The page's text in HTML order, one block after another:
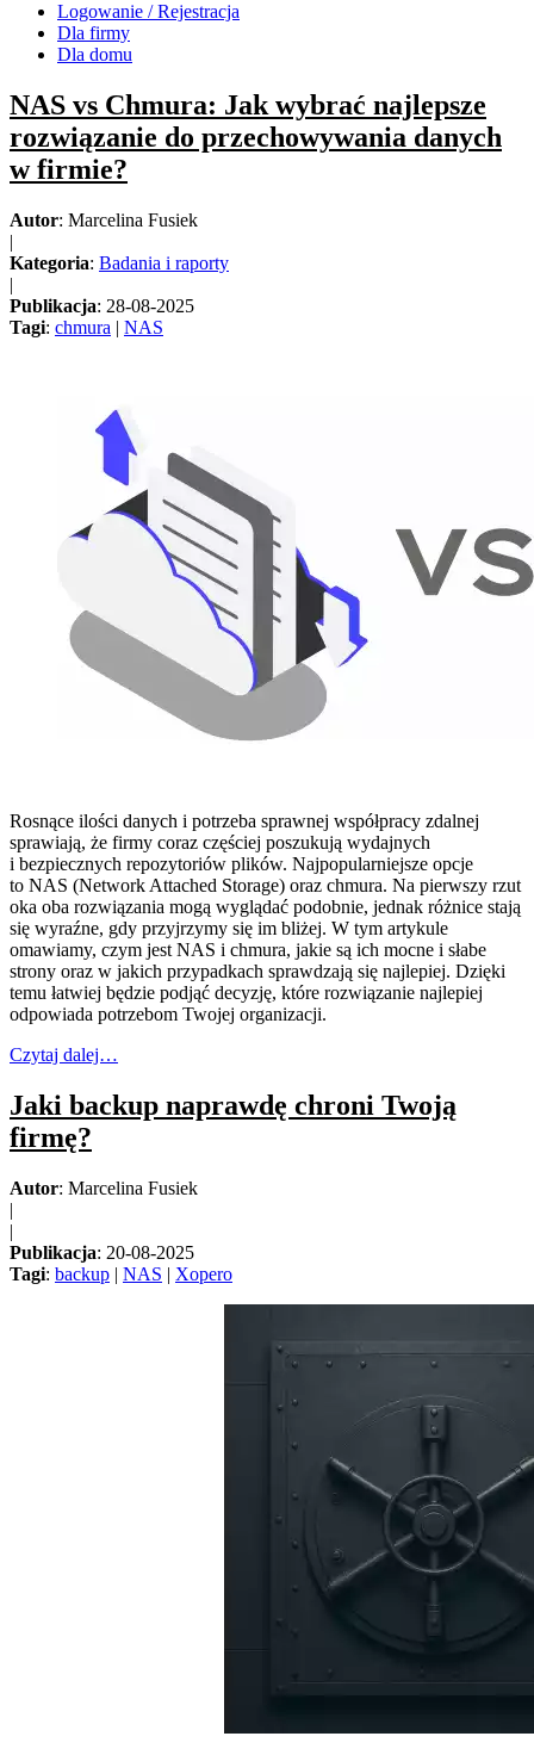
Logowanie / Rejestracja
Dla firmy
Dla domu
NAS vs Chmura: Jak wybrać najlepsze
rozwiązanie do przechowywania danych
w firmie?
Autor: Marcelina Fusiek
|
Kategoria: Badania i raporty
|
Publikacja: 28-08-2025
Tagi: chmura | NAS
Rosnące ilości danych i potrzeba sprawnej współpracy zdalnej
sprawiają, że firmy coraz częściej poszukują wydajnych
i bezpiecznych repozytoriów plików. Najpopularniejsze opcje
to NAS (Network Attached Storage) oraz chmura. Na pierwszy rzut
oka oba rozwiązania mogą wyglądać podobnie, jednak różnice stają
się wyraźne, gdy przyjrzymy się im bliżej. W tym artykule
omawiamy, czym jest NAS i chmura, jakie są ich mocne i słabe
strony oraz w jakich przypadkach sprawdzają się najlepiej. Dzięki
temu łatwiej będzie podjąć decyzję, które rozwiązanie najlepiej
odpowiada potrzebom Twojej organizacji.
Czytaj dalej…
Jaki backup naprawdę chroni Twoją
firmę?
Autor: Marcelina Fusiek
|
|
Publikacja: 20-08-2025
Tagi: backup | NAS | Xopero